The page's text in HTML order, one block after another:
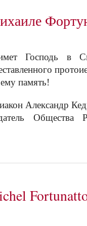
Господь в
память!
Александр
Общества